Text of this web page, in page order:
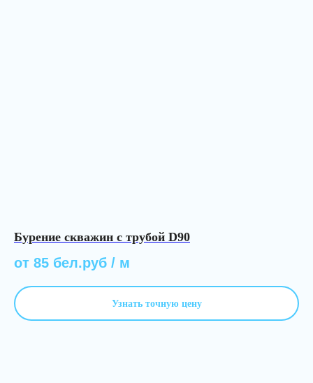
Бурение скважин с трубой D90
от 85 бел.руб / м
Узнать точную цену